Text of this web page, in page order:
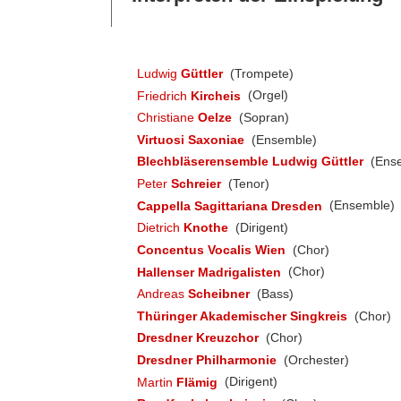
Ludwig Güttler (Trompete)
Friedrich Kircheis (Orgel)
Christiane Oelze (Sopran)
Virtuosi Saxoniae (Ensemble)
Blechbläserensemble Ludwig Güttler
Peter Schreier (Tenor)
Cappella Sagittariana Dresden
(Ensemble)
Dietrich Knothe (Dirigent)
Concentus Vocalis Wien
(Chor)
Hallenser Madrigalisten
(Chor)
Andreas Scheibner (Bass)
Thüringer Akademischer Singkreis (Chor)
Dresdner Kreuzchor (Chor)
Dresdner Philharmonie (Orchester)
Martin Flämig
(Dirigent)